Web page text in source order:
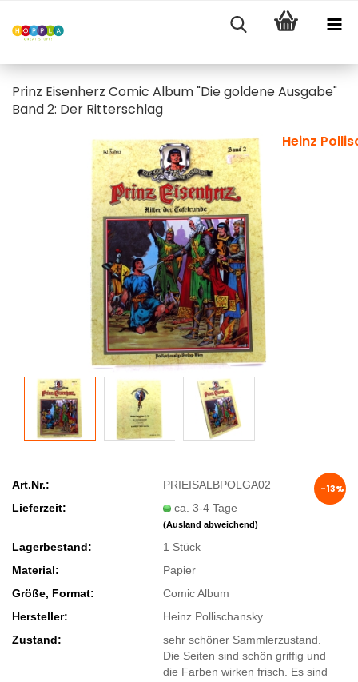
Prinz Eisenherz Comic Album "Die goldene Ausgabe"
Band 2: Der Ritterschlag
Heinz
-13%
Art.Nr.:
PRIEISALBPOLGA02
Lieferzeit:
ca. 3-4 Tage
(Ausland abweichend)
Lagerbestand: 1 Stück
Material:
Papier
Größe, Format:
Comic Album
Hersteller:
Heinz Pollischansky
Zustand:
sehr schöner Sammlerzustand.
Die Seiten sind schön griffig und
die Farben wirken frisch. Es sind